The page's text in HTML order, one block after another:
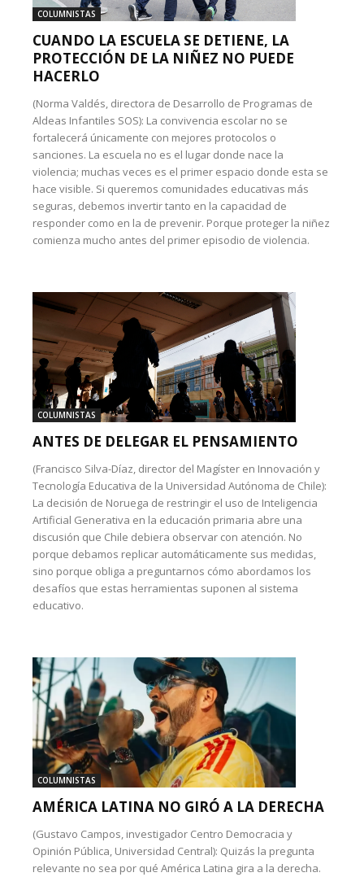
COLUMNISTAS
CUANDO LA ESCUELA SE DETIENE, LA
PROTECCIÓN DE LA NIÑEZ NO PUEDE
HACERLO
(Norma Valdés, directora de Desarrollo de Programas de
Aldeas Infantiles SOS): La convivencia escolar no se
fortalecerá únicamente con mejores protocolos o
sanciones. La escuela no es el lugar donde nace la
violencia; muchas veces es el primer espacio donde esta se
hace visible. Si queremos comunidades educativas más
seguras, debemos invertir tanto en la capacidad de
responder como en la de prevenir. Porque proteger la niñez
comienza mucho antes del primer episodio de violencia.
COLUMNISTAS
ANTES DE DELEGAR EL PENSAMIENTO
(Francisco Silva-Díaz, director del Magíster en Innovación y
Tecnología Educativa de la Universidad Autónoma de Chile):
La decisión de Noruega de restringir el uso de Inteligencia
Artificial Generativa en la educación primaria abre una
discusión que Chile debiera observar con atención. No
porque debamos replicar automáticamente sus medidas,
sino porque obliga a preguntarnos cómo abordamos los
desafíos que estas herramientas suponen al sistema
educativo.
COLUMNISTAS
AMÉRICA LATINA NO GIRÓ A LA DERECHA
(Gustavo Campos, investigador Centro Democracia y
Opinión Pública, Universidad Central): Quizás la pregunta
relevante no sea por qué América Latina gira a la derecha.